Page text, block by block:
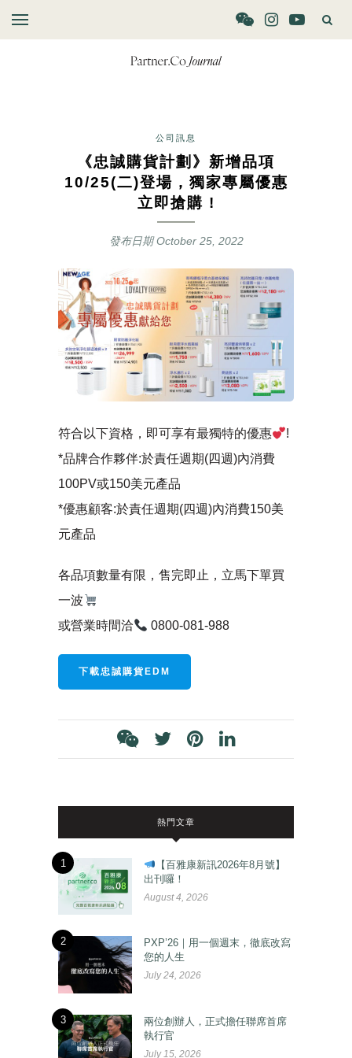
公司訊息
《忠誠購貨計劃》新增品項
10/25(二)登場，獨家專屬優惠
立即搶購 !
發布日期October 25, 2022
符合以下資格，即可享有最獨特的優惠
!
*品牌合作夥伴:於責任週期(四週)內消費
100PV或150美元產品
*優惠顧客:於責任週期(四週)內消費150美
元產品
各品項數量有限，售完即止，立馬下單買
一波
或營業時間洽
0800-081-988
下載忠誠購貨EDM
熱門文章
1
【百雅康新訊2026年8月號】
出刊囉！
August 4, 2026
2
PXP’26｜用一個週末，徹底改寫
您的人生
July 24, 2026
3
兩位創辦人，正式擔任聯席首席
執行官
July 15, 2026